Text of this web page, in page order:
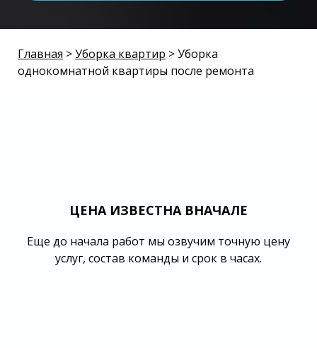
Главная >Уборка квартир > Уборка
однокомнатной квартиры после ремонта
ЦЕНА ИЗВЕСТНА ВНАЧАЛЕ
Еще до начала работ мы озвучим точную цену
услуг, состав команды и срок в часах.